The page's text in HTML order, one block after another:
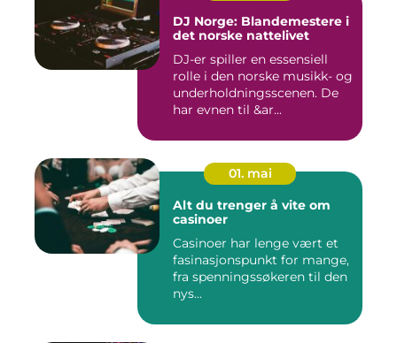
DJ Norge: Blandemestere i
det norske nattelivet
DJ-er spiller en essensiell
rolle i den norske musikk- og
underholdningsscenen. De
har evnen til &ar...
01. mai
Alt du trenger å vite om
casinoer
Casinoer har lenge vært et
fasinasjonspunkt for mange,
fra spenningssøkeren til den
nys...